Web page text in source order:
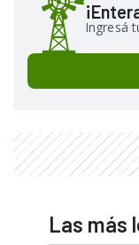
Ingresá
Las más